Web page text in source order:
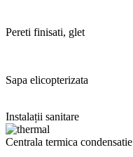
Pereti finisati, glet
Sapa elicopterizata
Instalații sanitare
Centrala termica condensatie